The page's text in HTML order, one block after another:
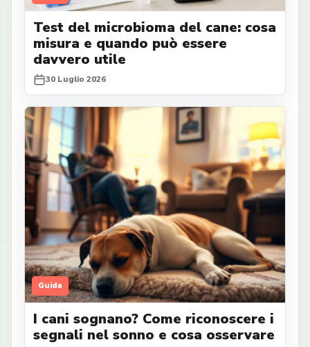
Test del microbioma del cane: cosa
misura e quando può essere
davvero utile
30 Luglio 2026
Guida
I cani sognano? Come riconoscere i
segnali nel sonno e cosa osservare